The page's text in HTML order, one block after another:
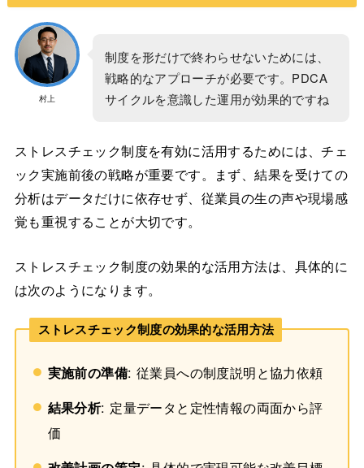
村上
制度を形だけで終わらせないためには、
戦略的なアプローチが必要です。PDCA
サイクルを意識した運用が効果的ですね
ストレスチェック制度を有効に活用するためには、チェ
ック実施前後の戦略が重要です。まず、結果を受けての
分析はデータだけに依存せず、従業員の生の声や現場感
覚も重視することが大切です。
ストレスチェック制度の効果的な活用方法は、具体的に
は次のようになります。
ストレスチェック制度の効果的な活用方法
実施前の準備: 従業員への制度説明と協力依頼
結果分析: 定量データと定性情報の両面から評
価